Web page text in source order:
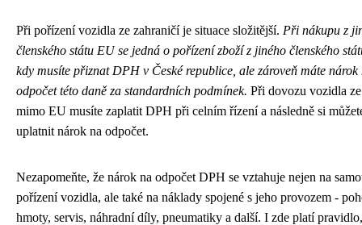
Při pořízení vozidla ze zahraničí je situace složitější. Při nákupu z
členského státu EU se jedná o pořízení zboží z jiného členského
kdy musíte přiznat DPH v České republice, ale zároveň máte nárok
odpočet této daně za standardních podmínek. Při dovozu vozidla
mimo EU musíte zaplatit DPH při celním řízení a následně si
uplatnit nárok na odpočet.
Nezapomeňte, že nárok na odpočet DPH se vztahuje nejen na
pořízení vozidla, ale také na náklady spojené s jeho provozem -
hmoty, servis, náhradní díly, pneumatiky a další. I zde platí